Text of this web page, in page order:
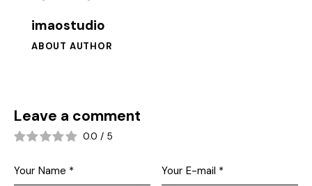
imaostudio
ABOUT AUTHOR
Leave a comment
0.0 / 5